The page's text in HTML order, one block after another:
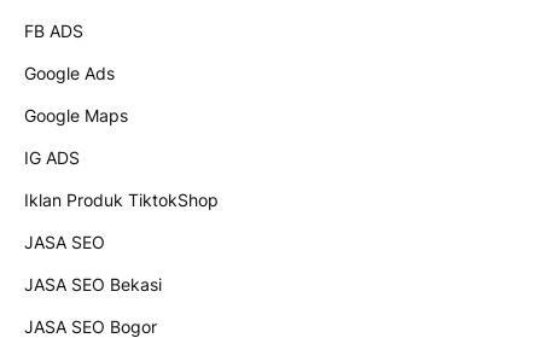
FB ADS
Google Ads
Google Maps
IG ADS
Iklan Produk TiktokShop
JASA SEO
JASA SEO Bekasi
JASA SEO Bogor